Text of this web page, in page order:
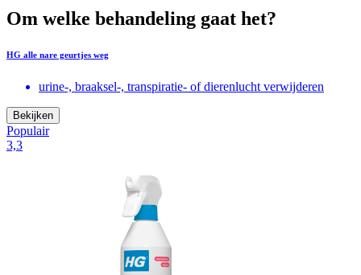
Om welke behandeling gaat het?
HG alle nare geurtjes weg
urine-, braaksel-, transpiratie- of dierenlucht verwijderen
Bekijken
Populair
3,3